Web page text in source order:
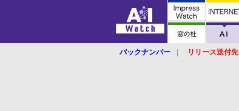
バックナンバー リリース送付先